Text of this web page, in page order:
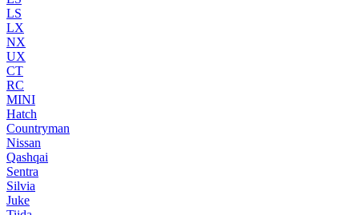
LS
LX
NX
UX
CT
RC
MINI
Hatch
Countryman
Nissan
Qashqai
Sentra
Silvia
Juke